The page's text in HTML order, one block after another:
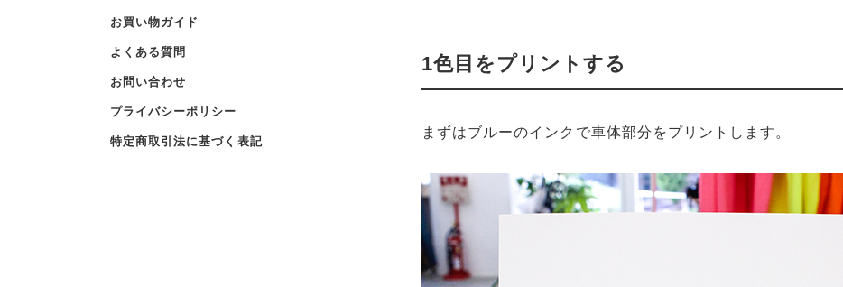
1色目をプリントする
まずはブルーのインクで車体部分をプリントします。
お買い物ガイド
よくある質問
お問い合わせ
プライバシーポリシー
特定商取引法に基づく表記